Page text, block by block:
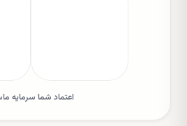
اعتماد شما سرمایه